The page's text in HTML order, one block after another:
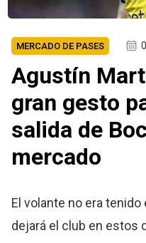
MERCADO DE PASES
Agustín
gran gesto
salida de
mercado
El volante no era
dejará el club en estos